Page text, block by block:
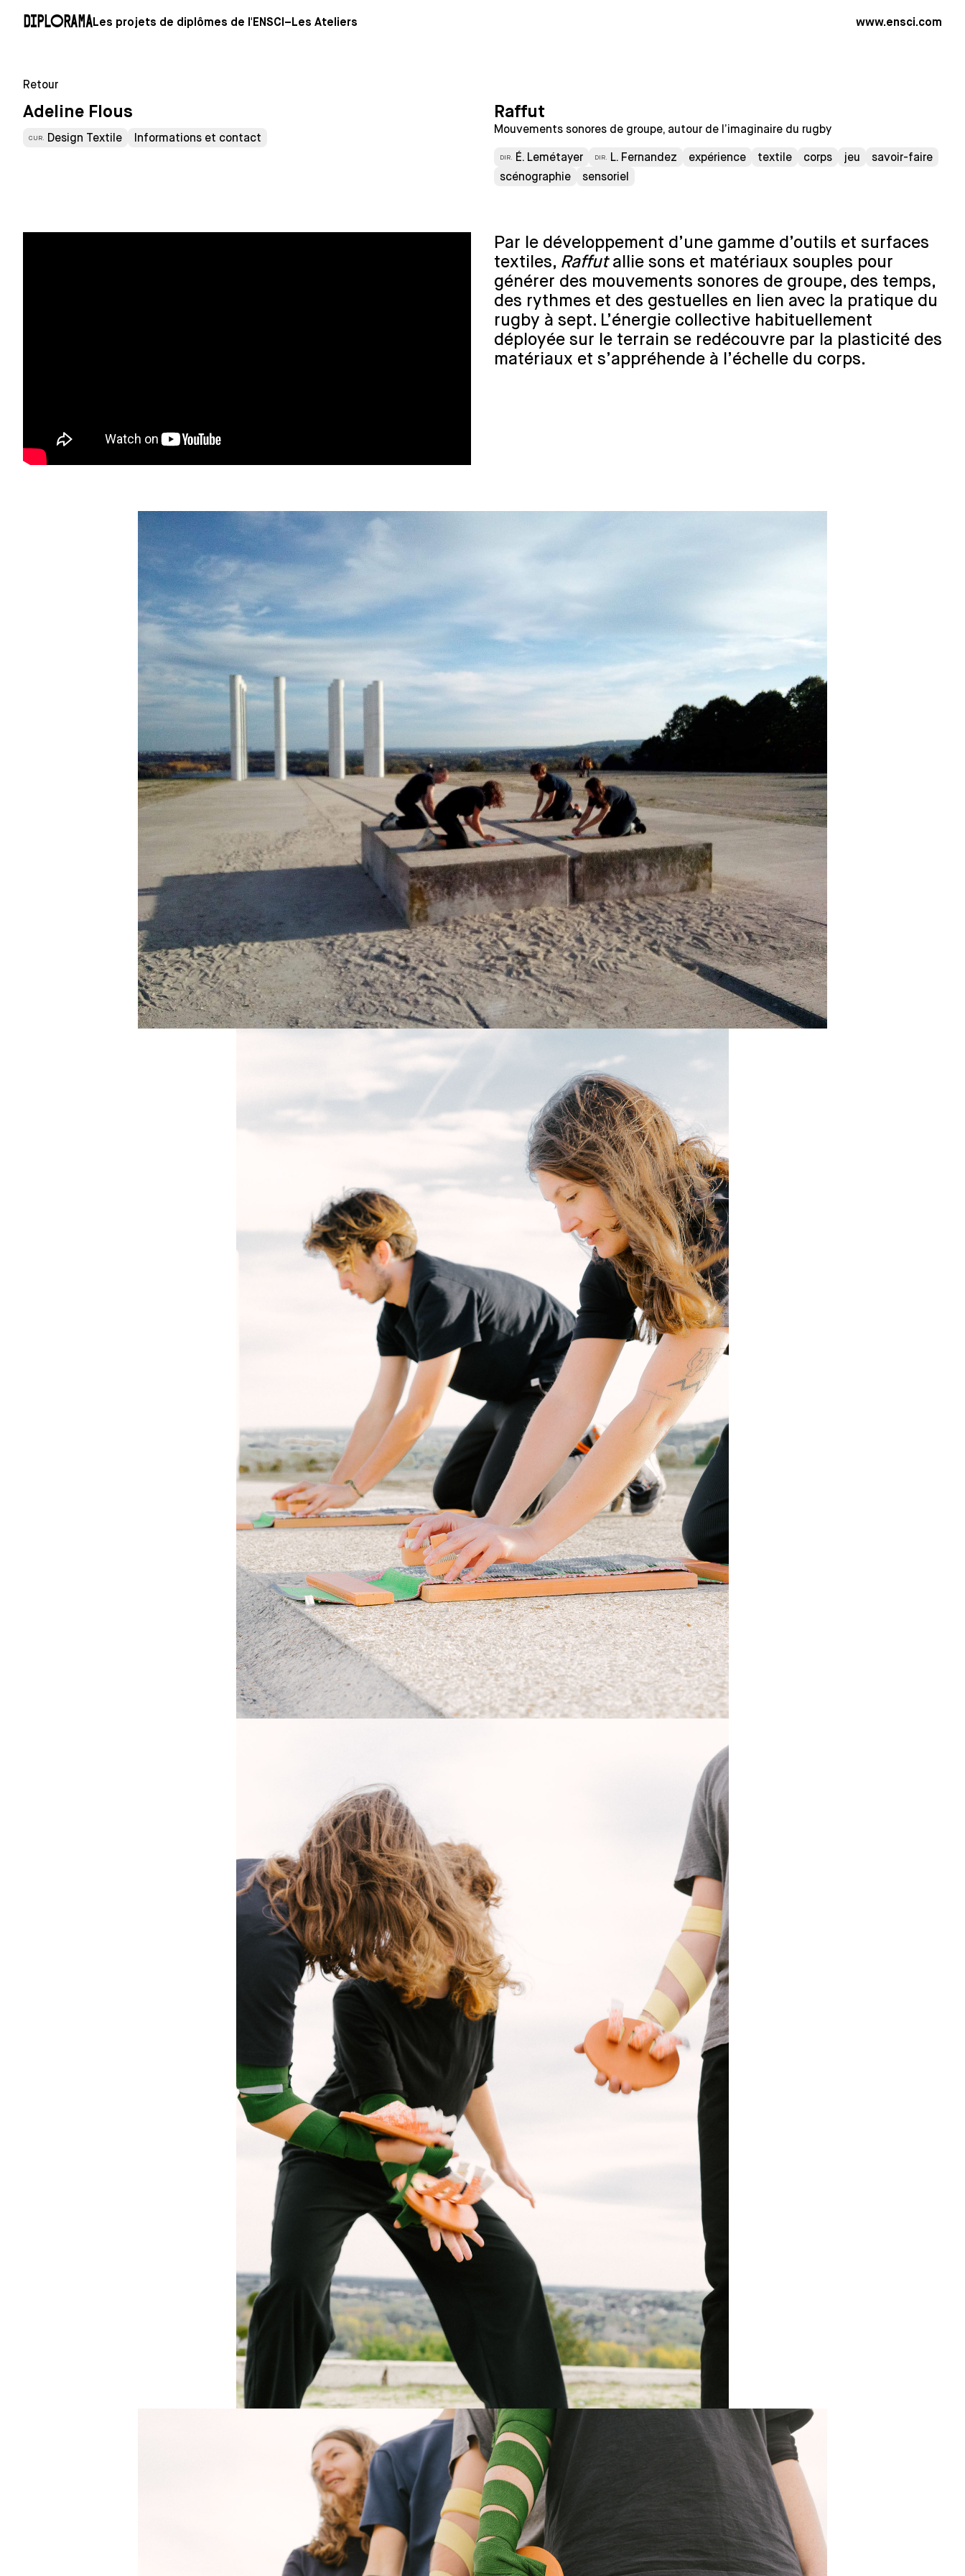
DiploramaLes projets de diplômes de l'ENSCI–Les Ateliers www.ensci.com
Retour
Adeline Flous
CUR. Design Textile Informations et contact
Raffut
Mouvements sonores de groupe, autour de l’imaginaire du rugby
DIR. É. Lemétayer DIR. L. Fernandez expérience textile corps jeu
savoir-faire
scénographie
sensoriel
Par le développement d’une gamme d’outils et surfaces
textiles, Raffutallie sons et matériaux souples pour
générer des mouvements sonores de groupe, des temps,
des rythmes et des gestuelles en lien avec la pratique du
rugby à sept. L’énergie collective habituellement
déployée sur le terrain se redécouvre par la plasticité des
matériaux et s’appréhende à l’échelle du corps.